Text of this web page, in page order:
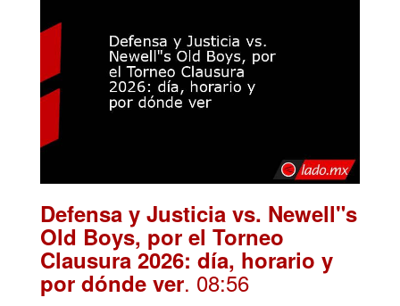
Defensa y Justicia vs. Newell"s
Old Boys, por el Torneo
Clausura 2026: día, horario y
por dónde ver. 08:56